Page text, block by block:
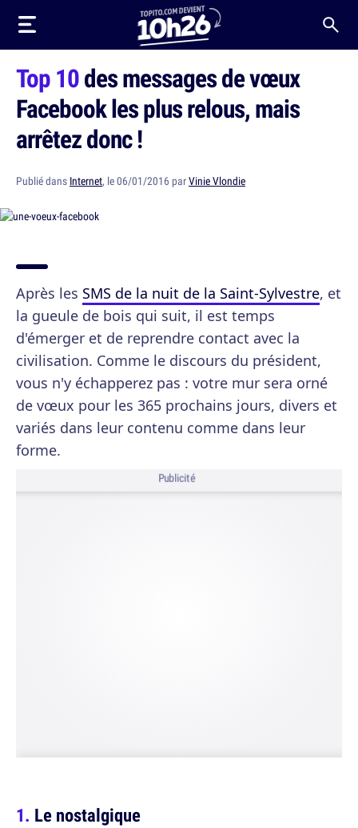
Top 10des messages de vœux
Facebook les plus relous, mais
arrêtez donc !
Publié dans Internet, le 06/01/2016 parVinie Vlondie
Après les SMS de la nuit de la Saint-Sylvestre, et
la gueule de bois qui suit, il est temps
d'émerger et de reprendre contact avec la
civilisation. Comme le discours du président,
vous n'y échapperez pas : votre mur sera orné
de vœux pour les 365 prochains jours, divers et
variés dans leur contenu comme dans leur
forme.
Publicité
Le nostalgique